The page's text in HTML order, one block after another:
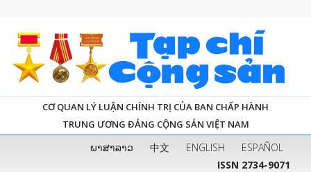
CƠ QUAN LÝ LUẬN CHÍNH TRỊ CỦA BAN CHẤP HÀNH
TRUNG ƯƠNG ĐẢNG CỘNG SẢN VIỆT NAM
ພາສາລາວ 中文 ENGLISH
ESPAÑOL
ISSN 2734-9071